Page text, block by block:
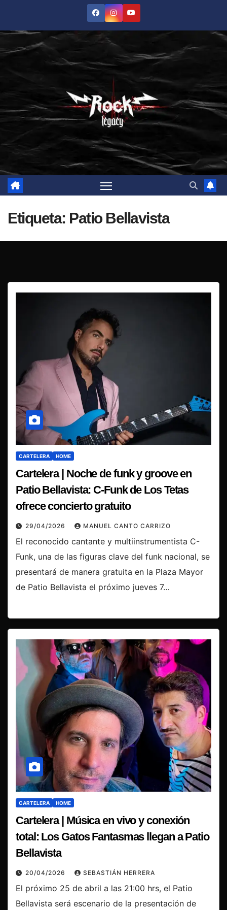
contenido
Etiqueta: Patio Bellavista
CARTELERA HOME
Cartelera | Noche de funk y groove en
Patio Bellavista: C-Funk de Los Tetas
ofrece concierto gratuito
29/04/2026 MANUEL CANTO CARRIZO
El reconocido cantante y multiinstrumentista C-
Funk, una de las figuras clave del funk nacional, se
presentará de manera gratuita en la Plaza Mayor
de Patio Bellavista el próximo jueves 7…
CARTELERA HOME
Cartelera | Música en vivo y conexión
total: Los Gatos Fantasmas llegan a Patio
Bellavista
20/04/2026 SEBASTIÁN HERRERA
El próximo 25 de abril a las 21:00 hrs, el Patio
Bellavista será escenario de la presentación de